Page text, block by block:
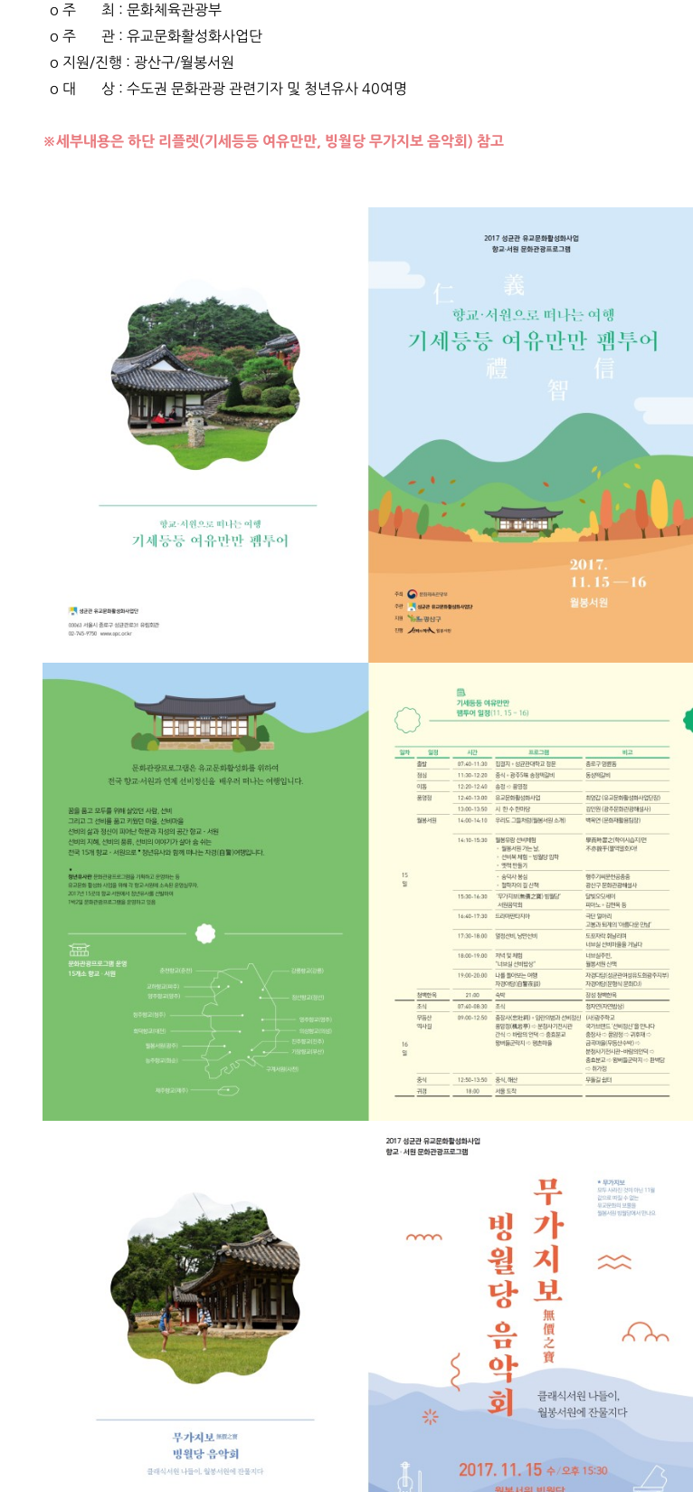
o 주 최 : 문화체육관광부
o 주 관 : 유교문화활성화사업단
o 지원/진행 : 광산구/월봉서원
o 대 상 : 수도권 문화관광 관련기자 및 청년유사 40여명​
※세부내용은 하단 리플렛(기세등등 여유만만, 빙월당 무가지보 음악회)​ 참고